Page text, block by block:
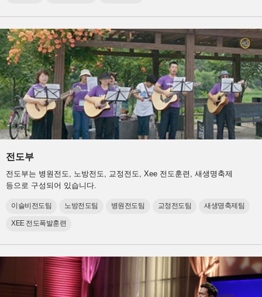
전도부
전도부는 병원전도, 노방전도, 교정전도, Xee 전도훈련, 새생명축제
등으로 구성되어 있습니다.
이슬비전도팀 노방전도팀 병원전도팀 교정전도팀 새생명축제팀
XEE 전도폭발훈련